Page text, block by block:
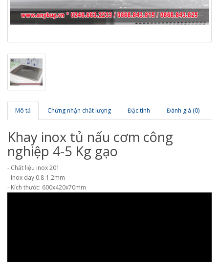
Mô tả Chứng nhận chất lượng Đặc tính Đánh giá (0)
Khay inox tủ nấu cơm công
nghiệp 4-5 Kg gạo
- Chất liệu inox 201
- Inox day 0.8-1.2mm
- Kích thước: 600x420x70mm